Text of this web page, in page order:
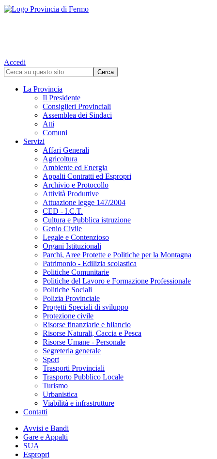
Accedi
La Provincia
Il Presidente
Consiglieri Provinciali
Assemblea dei Sindaci
Atti
Comuni
Servizi
Affari Generali
Agricoltura
Ambiente ed Energia
Appalti Contratti ed Espropri
Archivio e Protocollo
Attività Produttive
Attuazione legge 147/2004
CED - I.C.T.
Cultura e Pubblica istruzione
Genio Civile
Legale e Contenzioso
Organi Istituzionali
Parchi, Aree Protette e Politiche per la Montagna
Patrimonio - Edilizia scolastica
Politiche Comunitarie
Politiche del Lavoro e Formazione Professionale
Politiche Sociali
Polizia Provinciale
Progetti Speciali di sviluppo
Protezione civile
Risorse finanziarie e bilancio
Risorse Naturali, Caccia e Pesca
Risorse Umane - Personale
Segreteria generale
Sport
Trasporti Provinciali
Trasporto Pubblico Locale
Turismo
Urbanistica
Viabilità e infrastrutture
Contatti
Avvisi e Bandi
Gare e Appalti
SUA
Espropri